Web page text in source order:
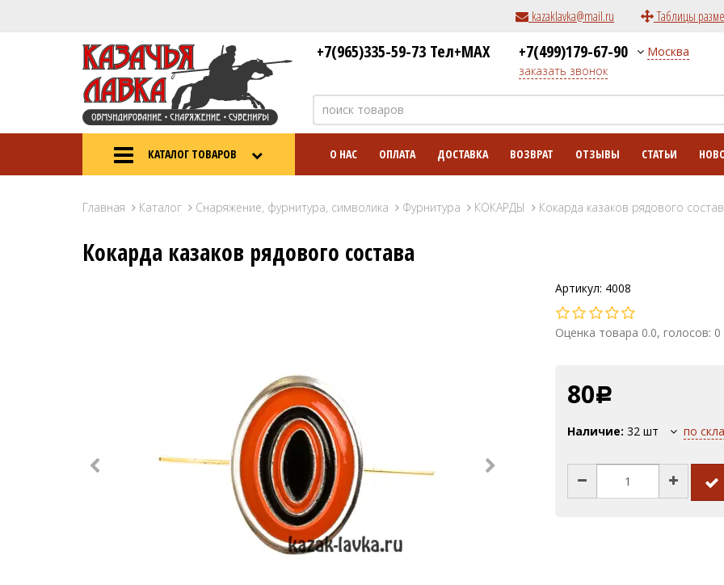
kazaklavka@mail.ru Таблицы
+7(965)335-59-73 Тел+MAX +7(499)179-67-90
заказать звонок
Москва
КАТАЛОГ ТОВАРОВ О НАС ОПЛАТА ДОСТАВКА ВОЗВРАТ ОТЗЫВЫ СТАТЬИ
Главная Каталог Снаряжение, фурнитура, символика Фурнитура КОКАРДЫ Кокарда казаков рядового
Кокарда казаков рядового состава
Артикул: 4008
Оценка товара 0.0, голосов: 0
80Р
Наличие: 32 шт по